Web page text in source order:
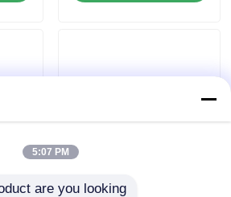
схемы CC2530F256RHAR IC
5:07 PM
are you looking